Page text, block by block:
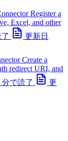
Register a
Excel, and other
更新日
Create a
redirect URI, and
分で読了
更